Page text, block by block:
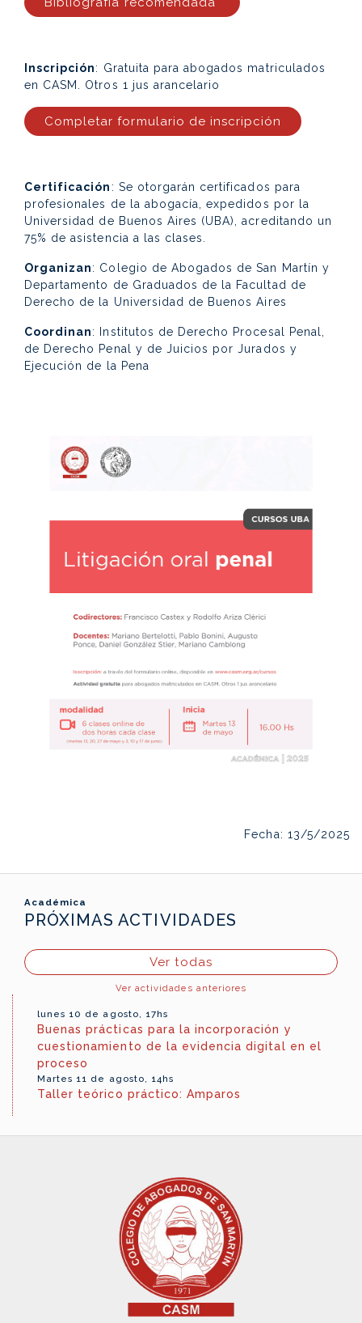
Inscripción: Gratuita para abogados matriculados
en CASM. Otros 1 jus arancelario
Completar formulario de inscripción
Certificación : Se otorgarán certificados para
profesionales de la abogacía, expedidos por la
Universidad de Buenos Aires (UBA), acreditando un
75% de asistencia a las clases.
Organizan: Colegio de Abogados de San Martín y
Departamento de Graduados de la Facultad de
Derecho de la Universidad de Buenos Aires
Coordinan: Institutos de Derecho Procesal Penal,
de Derecho Penal y de Juicios por Jurados y
Ejecución de la Pena
Fecha: 13/5/2025
Académica
PRÓXIMAS ACTIVIDADES
Ver todas
Ver actividades anteriores
lunes 10 de agosto, 17hs
Buenas prácticas para la incorporación y
cuestionamiento de la evidencia digital en el
proceso
Martes 11 de agosto, 14hs
Taller teórico práctico: Amparos